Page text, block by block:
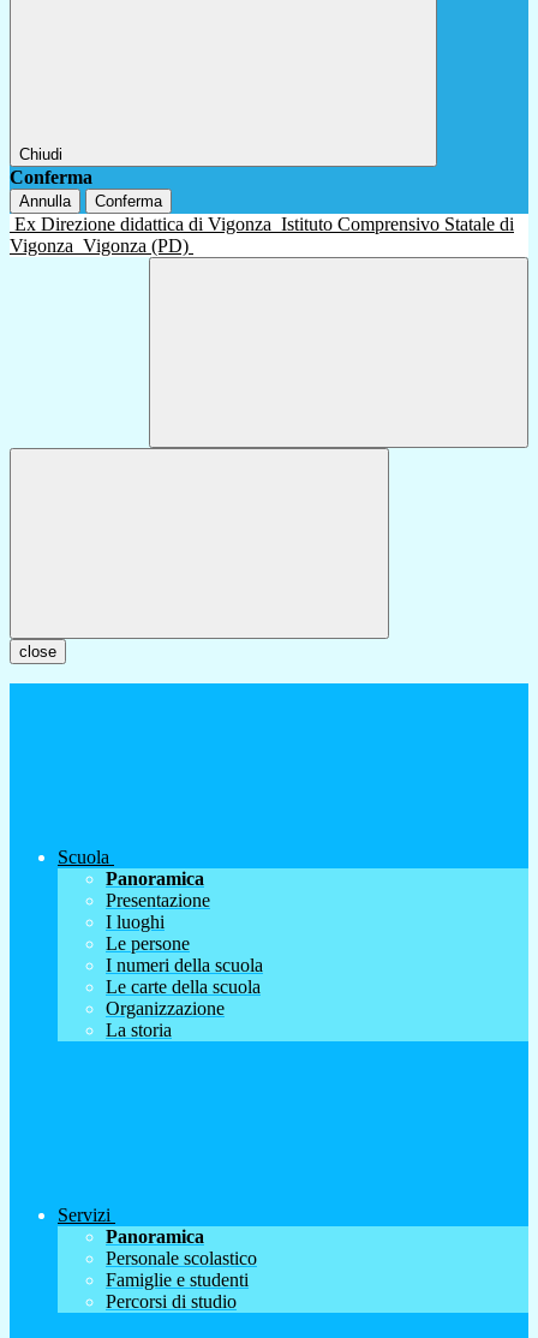
Chiudi
Conferma
Annulla Conferma
Ex Direzione didattica di Vigonza Istituto Comprensivo Statale di
Vigonza Vigonza (PD)
close
Scuola
Panoramica
Presentazione
I luoghi
Le persone
I numeri della scuola
Le carte della scuola
Organizzazione
La storia
Servizi
Panoramica
Personale scolastico
Famiglie e studenti
Percorsi di studio